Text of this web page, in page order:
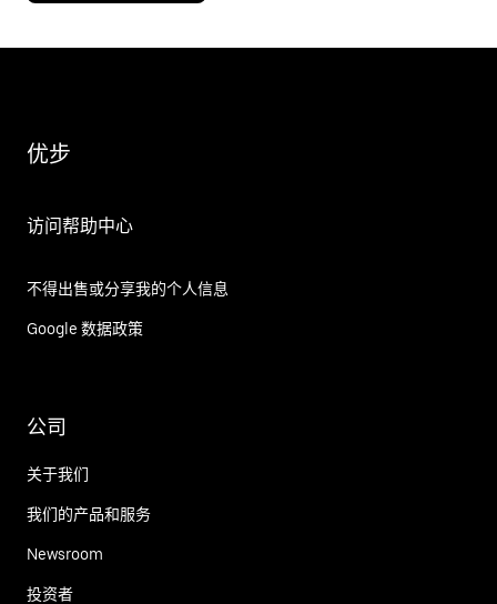
优步
访问帮助中心
不得出售或分享我的个人信息
Google 数据政策
公司
关于我们
我们的产品和服务
Newsroom
投资者